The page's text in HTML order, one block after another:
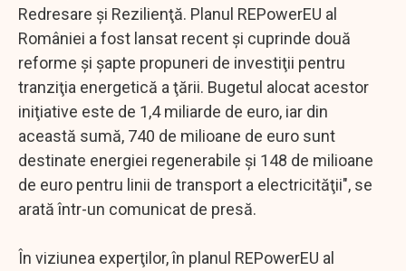
Redresare şi Rezilienţă. Planul REPowerEU al
României a fost lansat recent şi cuprinde două
reforme şi şapte propuneri de investiţii pentru
tranziţia energetică a ţării. Bugetul alocat acestor
iniţiative este de 1,4 miliarde de euro, iar din
această sumă, 740 de milioane de euro sunt
destinate energiei regenerabile şi 148 de milioane
de euro pentru linii de transport a electricităţii", se
arată într-un comunicat de presă.
În viziunea experţilor, în planul REPowerEU al